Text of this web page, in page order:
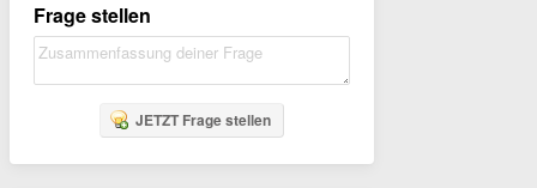
Frage stellen
JETZT Frage stellen